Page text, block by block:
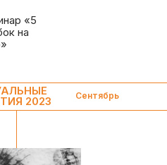
2023 Сентябрь
«‎5
на